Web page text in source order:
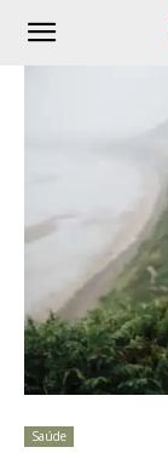
Saúde